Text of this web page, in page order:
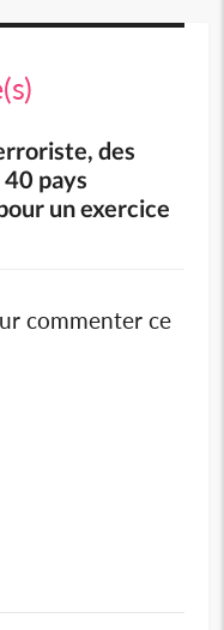
des
40 pays
un exercice
commenter ce